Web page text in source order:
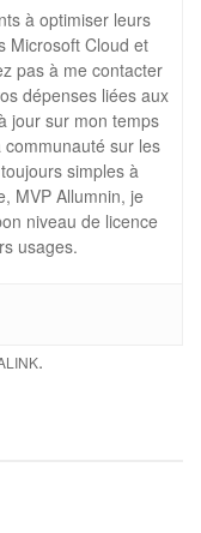
à optimiser leurs
Microsoft Cloud et
pas à me contacter
dépenses liées aux
jour sur mon temps
communauté sur les
simples à
MVP Allumnin, je
niveau de licence
usages.
.